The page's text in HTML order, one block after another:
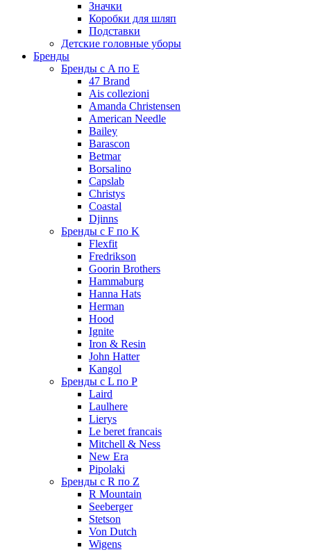
Значки
Коробки для шляп
Подставки
Детские головные уборы
Бренды
Бренды с A по E
47 Brand
Ais collezioni
Amanda Christensen
American Needle
Bailey
Barascon
Betmar
Borsalino
Capslab
Christys
Coastal
Djinns
Бренды с F по K
Flexfit
Fredrikson
Goorin Brothers
Hammaburg
Hanna Hats
Herman
Hood
Ignite
Iron & Resin
John Hatter
Kangol
Бренды с L по P
Laird
Laulhere
Lierys
Le beret francais
Mitchell & Ness
New Era
Pipolaki
Бренды с R по Z
R Mountain
Seeberger
Stetson
Von Dutch
Wigens